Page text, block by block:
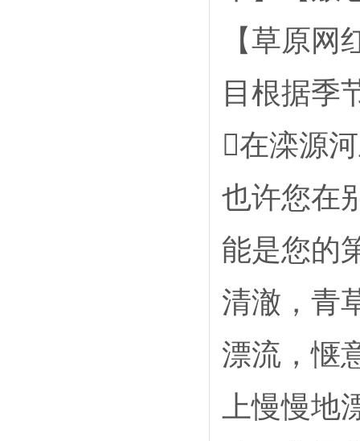
【草原
目根据季
在滦源
也许您在
能是您的
清澈，青
漂流，惬
上慢慢